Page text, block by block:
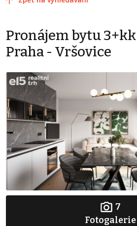
Pronájem bytu 3+kk
Praha - Vršovice
7
Fotogalerie